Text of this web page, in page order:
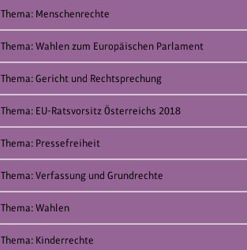
Thema: Menschenrechte
Thema: Wahlen zum Europäischen Parlament
Thema: Gericht und Rechtsprechung
Thema: EU-Ratsvorsitz Österreichs 2018
Thema: Pressefreiheit
Thema: Verfassung und Grundrechte
Thema: Wahlen
Thema: Kinderrechte